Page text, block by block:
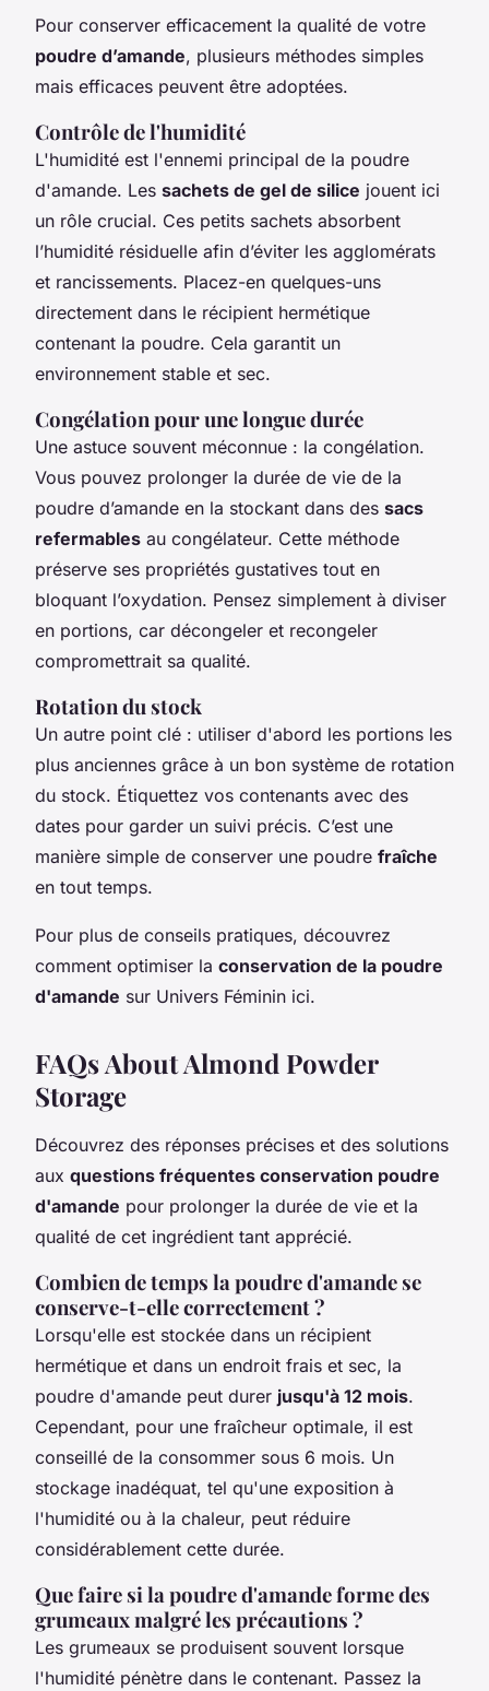
Pour conserver efficacement la qualité de votre
poudre d’amande, plusieurs méthodes simples
mais efficaces peuvent être adoptées.
Contrôle de l'humidité
L'humidité est l'ennemi principal de la poudre
d'amande. Les sachets de gel de silice jouent ici
un rôle crucial. Ces petits sachets absorbent
l’humidité résiduelle afin d’éviter les agglomérats
et rancissements. Placez-en quelques-uns
directement dans le récipient hermétique
contenant la poudre. Cela garantit un
environnement stable et sec.
Congélation pour une longue durée
Une astuce souvent méconnue : la congélation.
Vous pouvez prolonger la durée de vie de la
poudre d’amande en la stockant dans des sacs
refermables au congélateur. Cette méthode
préserve ses propriétés gustatives tout en
bloquant l’oxydation. Pensez simplement à diviser
en portions, car décongeler et recongeler
compromettrait sa qualité.
Rotation du stock
Un autre point clé : utiliser d'abord les portions les
plus anciennes grâce à un bon système de rotation
du stock. Étiquettez vos contenants avec des
dates pour garder un suivi précis. C’est une
manière simple de conserver une poudre fraîche
en tout temps.
Pour plus de conseils pratiques, découvrez
comment optimiser la conservation de la poudre
d'amande sur Univers Féminin ici.
FAQs About Almond Powder
Storage
Découvrez des réponses précises et des solutions
aux questions fréquentes conservation poudre
d'amande pour prolonger la durée de vie et la
qualité de cet ingrédient tant apprécié.
Combien de temps la poudre d'amande se
conserve-t-elle correctement ?
Lorsqu'elle est stockée dans un récipient
hermétique et dans un endroit frais et sec, la
poudre d'amande peut durer jusqu'à 12 mois.
Cependant, pour une fraîcheur optimale, il est
conseillé de la consommer sous 6 mois. Un
stockage inadéquat, tel qu'une exposition à
l'humidité ou à la chaleur, peut réduire
considérablement cette durée.
Que faire si la poudre d'amande forme des
grumeaux malgré les précautions ?
Les grumeaux se produisent souvent lorsque
l'humidité pénètre dans le contenant. Passez la